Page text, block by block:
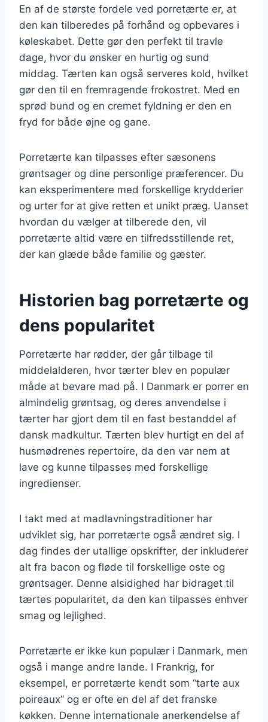
En af de største fordele ved porretærte er, at
den kan tilberedes på forhånd og opbevares i
køleskabet. Dette gør den perfekt til travle
dage, hvor du ønsker en hurtig og sund
middag. Tærten kan også serveres kold, hvilket
gør den til en fremragende frokostret. Med en
sprød bund og en cremet fyldning er den en
fryd for både øjne og gane.
Porretærte kan tilpasses efter sæsonens
grøntsager og dine personlige præferencer. Du
kan eksperimentere med forskellige krydderier
og urter for at give retten et unikt præg. Uanset
hvordan du vælger at tilberede den, vil
porretærte altid være en tilfredsstillende ret,
der kan glæde både familie og gæster.
Historien bag porretærte og
dens popularitet
Porretærte har rødder, der går tilbage til
middelalderen, hvor tærter blev en populær
måde at bevare mad på. I Danmark er porrer en
almindelig grøntsag, og deres anvendelse i
tærter har gjort dem til en fast bestanddel af
dansk madkultur. Tærten blev hurtigt en del af
husmødrenes repertoire, da den var nem at
lave og kunne tilpasses med forskellige
ingredienser.
I takt med at madlavningstraditioner har
udviklet sig, har porretærte også ændret sig. I
dag findes der utallige opskrifter, der inkluderer
alt fra bacon og fløde til forskellige oste og
grøntsager. Denne alsidighed har bidraget til
tærtes popularitet, da den kan tilpasses enhver
smag og lejlighed.
Porretærte er ikke kun populær i Danmark, men
også i mange andre lande. I Frankrig, for
eksempel, er porretærte kendt som “tarte aux
poireaux” og er ofte en del af det franske
køkken. Denne internationale anerkendelse af